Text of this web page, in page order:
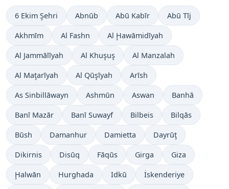
6 Ekim Şehri Abnūb Abū Kabīr Abū Tīj
Akhmīm Al Fashn Al Ḩawāmidīyah
Al Jammālīyah Al Khuşuş Al Manzalah
Al Maţarīyah Al Qūşīyah Arīsh
As Sinbillāwayn Ashmūn Aswan Banhā
Banī Mazār Banī Suwayf Bilbeis Bilqās
Būsh Damanhur Damietta Dayrūţ
Dikirnis Disūq Fāqūs Girga Giza
Ḩalwān Hurghada Idkū İskenderiye